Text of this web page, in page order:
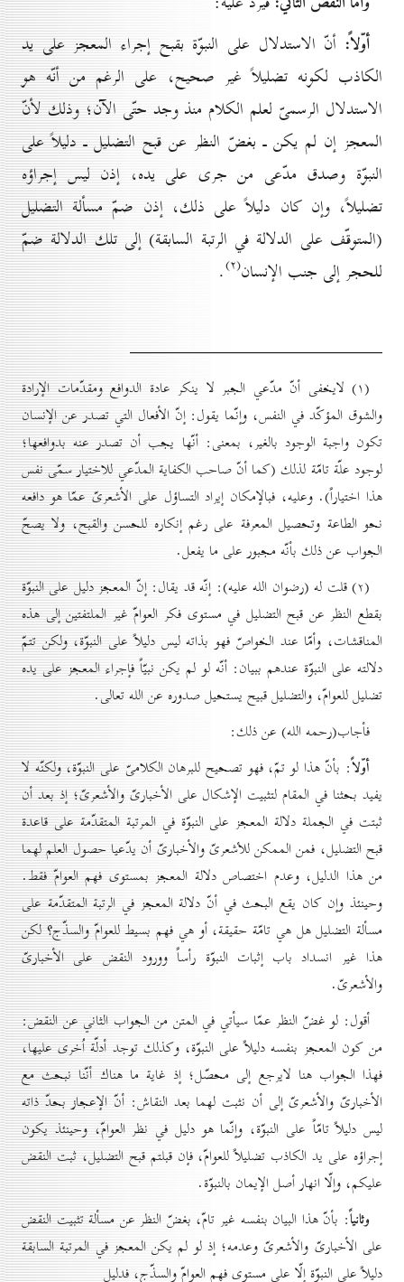
أوّلاً: أنّ الاستدلال على النبوّة بقبح إجراء المعجز على يد
الكاذب لكونه تضليلاً غير صحيح، على الرغم من أنّه هو
الاستدلال الرسمىّ لعلم الكلام منذ وجد حتّى الآن؛ وذلك لأنّ
المعجز إن لم يكن ـ بغضّ النظر عن قبح التضليل ـ دليلاً على
النبوّة وصدق مدّعى من جرى على يده، إذن ليس إجراؤه
تضليلاً، وإن كان دليلاً على ذلك، إذن ضمّ مسألة التضليل
(المتوقّف على الدلالة في الرتبة السابقة) إلى تلك الدلالة ضمّ
للحجر إلى جنب الإنسان(۲) .
(۱) لايخفى أنّ مدّعي الجبر لا ينكر عادة الدوافع ومقدّمات الإرادة
والشوق المؤكّد في النفس، وإنّما يقول: إنّ الأفعال التي تصدر عن الإنسان
تكون واجبة الوجود بالغير، بمعنى: أنّها يجب أن تصدر عنه بدوافعها؛
لوجود علّة تامّة لذلك (كما أنّ صاحب الكفاية المدّعي للاختيار سمّى نفس
هذا اختياراً). وعليه، فبالإمكان إيراد التساؤل على الأشعرىّ عمّا هو دافعه
نحو الطاعة وتحصيل المعرفة على رغم إنكاره للحسن والقبح، ولا يصحّ
الجواب عن ذلك بأنّه مجبور على ما يفعل.
(۲) قلت له (رضوان الله عليه): إنّه قد يقال: إنّ المعجز دليل على النبوّة
بقطع النظر عن قبح التضليل في مستوى فكر العوامّ غير الملتفتين إلى هذه
المناقشات، وأمّا عند الخواصّ فهو بذاته ليس دليلاً على النبوّة، ولكن تتمّ
دلالته على النبوّة عندهم ببيان: أنّه لو لم يكن نبيّاً فإجراء المعجز على يده
تضليل للعوامّ، والتضليل قبيح يستحيل صدوره عن الله تعالى.
فأجاب(رحمه الله) عن ذلك:
أوّلاً: بأنّ هذا لو تمّ، فهو تصحيح للبرهان الكلامىّ على النبوّة، ولكنّه لا
يفيد بحثنا في المقام لتثبيت الإشكال على الأخبارىّ والأشعرىّ؛ إذ بعد أن
ثبتت في الجملة دلالة المعجز على النبوّة في المرتبة المتقدّمة على قاعدة
قبح التضليل، فمن الممكن للأشعرىّ والأخبارىّ أن يدّعيا حصول العلم لهما
من هذا الدليل، وعدم اختصاص دلالة المعجز بمستوى فهم العوامّ فقط.
وحينئذ وإن كان يقع البحث في أنّ دلالة المعجز في الرتبة المتقدّمة على
مسألة التضليل هل هي تامّة حقيقة، أو هي فهم بسيط للعوامّ والسذّج؟ لكن
هذا غير انسداد باب إثبات النبوّة رأساً وورود النقض على الأخبارىّ
والأشعرىّ.
أقول: لو غضّ النظر عمّا سيأتي في المتن من الجواب الثاني عن النقض:
من كون المعجز بنفسه دليلاً على النبوّة، وكذلك توجد أدلّة اُخرى عليها،
فهذا الجواب هنا لايرجع إلى محصّل؛ إذ غاية ما هناك أنّنا نبحث مع
الأخبارىّ والأشعرىّ إلى أن نثبت لهما بعد النقاش: أنّ الإعجاز بحدّ ذاته
ليس دليلاً تامّاً على النبوّة، وإنّما هو دليل في نظر العوامّ، وحينئذ يكون
إجراؤه على يد الكاذب تضليلاً للعوامّ، فإن قبلتم قبح التضليل، ثبت النقض
عليكم، وإلّا انهار أصل الإيمان بالنبوّة.
وثانياً: بأنّ هذا البيان بنفسه غير تامّ، بغضّ النظر عن مسألة تثبيت النقض
على الأخبارىّ والأشعرىّ وعدمه؛ إذ لو لم يكن المعجز في المرتبة السابقة
دليلاً على النبوّة إلّا على مستوى فهم العوامّ والسذّج، فدليل